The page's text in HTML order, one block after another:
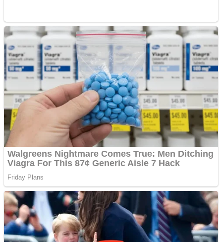
Gherla, polițist acuzat de
abuz în serviciu
Covid-19: 755 de cazuri
noi în România
Răcitor de apă CW5000
pentru freze cu laser fără
metale
Răcitor de apă CW5000
pentru freze cu laser fără
metale